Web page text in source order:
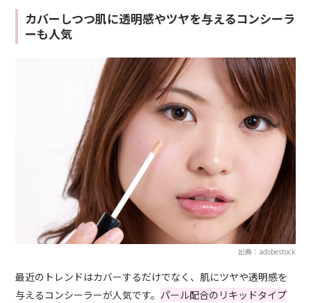
カバーしつつ肌に透明感やツヤを与えるコンシーラ
ーも人気
出典：adobestock
最近のトレンドはカバーするだけでなく、肌にツヤや透明感を
与えるコンシーラーが人気です。 パール配合のリキッドタイプ